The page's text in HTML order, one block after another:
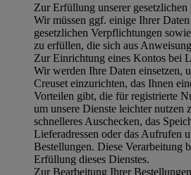
Zur Erfüllung unserer
Wir müssen ggf. einige Ihrer
gesetzlichen Verpflichtungen
zu erfüllen, die sich aus
Zur Einrichtung eines Kontos bei
Wir werden Ihre Daten einsetzen,
Creuset einzurichten, das Ihnen
Vorteilen gibt, die für registrierte
um unsere Dienste leichter nutzen
schnelleres Auschecken, das
Lieferadressen oder das Aufrufen
Bestellungen. Diese Verarbeitung
Erfüllung dieses Dienstes.
Zur Bearbeitung Ihrer